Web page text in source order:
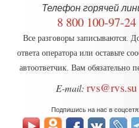
Телефон горячей
8 800 100-97-24
Все разговоры записываются.
ответа оператора или оставьте
автоответчик. Вам обязательно
E-mail: rvs@rvs.su
Подпишись на нас в